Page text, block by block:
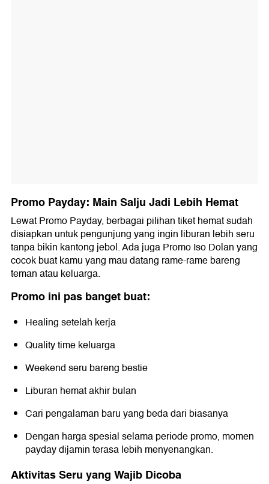
Promo Payday: Main Salju Jadi Lebih Hemat
Lewat Promo Payday, berbagai pilihan tiket hemat sudah
disiapkan untuk pengunjung yang ingin liburan lebih seru
tanpa bikin kantong jebol. Ada juga Promo Iso Dolan yang
cocok buat kamu yang mau datang rame-rame bareng
teman atau keluarga.
Promo ini pas banget buat:
Healing setelah kerja
Quality time keluarga
Weekend seru bareng bestie
Liburan hemat akhir bulan
Cari pengalaman baru yang beda dari biasanya
Dengan harga spesial selama periode promo, momen
payday dijamin terasa lebih menyenangkan.
Aktivitas Seru yang Wajib Dicoba